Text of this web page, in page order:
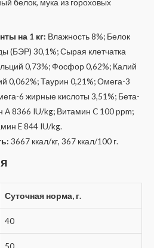
белок, мука из гороховых
на 1 кг: Влажность 8%; Белок
(БЭР) 30,1%; Сырая клетчатка
0,73%; Фосфор 0,62%; Калий
0,062%; Таурин 0,21%; Омега-3
6 жирные кислоты 3,51%; Бета-
A 8366 IU/kg; Витамин C 100 ppm;
E 844 IU/kg.
3667 ккал/кг, 367 ккал/100 г.
Суточная норма, г.
40
50